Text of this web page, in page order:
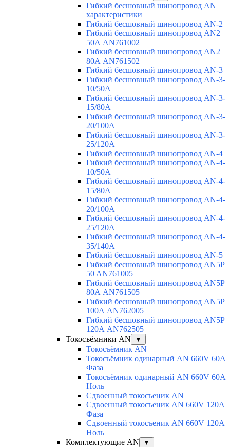
Гибкий бесшовный шинопровод AN
характеристики
Гибкий бесшовный шинопровод AN-2
Гибкий бесшовный шинопровод AN2
50А AN761002
Гибкий бесшовный шинопровод AN2
80А AN761502
Гибкий бесшовный шинопровод AN-3
Гибкий бесшовный шинопровод AN-3-
10/50A
Гибкий бесшовный шинопровод AN-3-
15/80A
Гибкий бесшовный шинопровод AN-3-
20/100A
Гибкий бесшовный шинопровод AN-3-
25/120A
Гибкий бесшовный шинопровод AN-4
Гибкий бесшовный шинопровод AN-4-
10/50A
Гибкий бесшовный шинопровод AN-4-
15/80A
Гибкий бесшовный шинопровод AN-4-
20/100A
Гибкий бесшовный шинопровод AN-4-
25/120A
Гибкий бесшовный шинопровод AN-4-
35/140A
Гибкий бесшовный шинопровод AN-5
Гибкий бесшовный шинопровод AN5P
50 AN761005
Гибкий бесшовный шинопровод AN5P
80А AN761505
Гибкий бесшовный шинопровод AN5P
100А AN762005
Гибкий бесшовный шинопровод AN5P
120А AN762505
Токосъёмники AN
▼
Токосъёмник AN
Токосъёмник одинарный AN 660V 60A
Фаза
Токосъёмник одинарный AN 660V 60A
Ноль
Сдвоенный токосъеник AN
Сдвоенный токосъеник AN 660V 120A
Фаза
Сдвоенный токосъеник AN 660V 120A
Ноль
Комплектующие AN
▼